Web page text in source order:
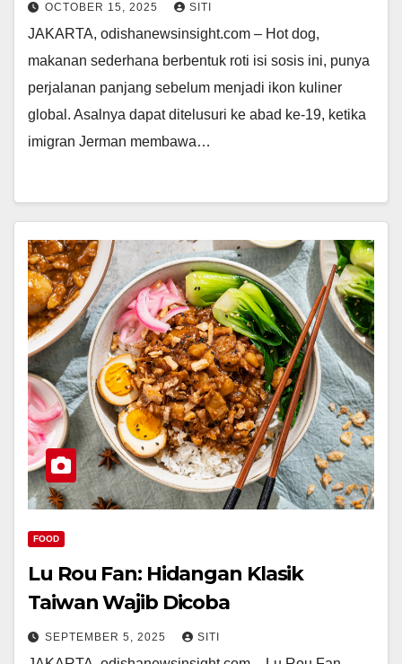
OCTOBER 15, 2025 SITI
JAKARTA, odishanewsinsight.com – Hot dog,
makanan sederhana berbentuk roti isi sosis ini, punya
perjalanan panjang sebelum menjadi ikon kuliner
global. Asalnya dapat ditelusuri ke abad ke-19, ketika
imigran Jerman membawa…
FOOD
Lu Rou Fan: Hidangan Klasik
Taiwan Wajib Dicoba
SEPTEMBER 5, 2025 SITI